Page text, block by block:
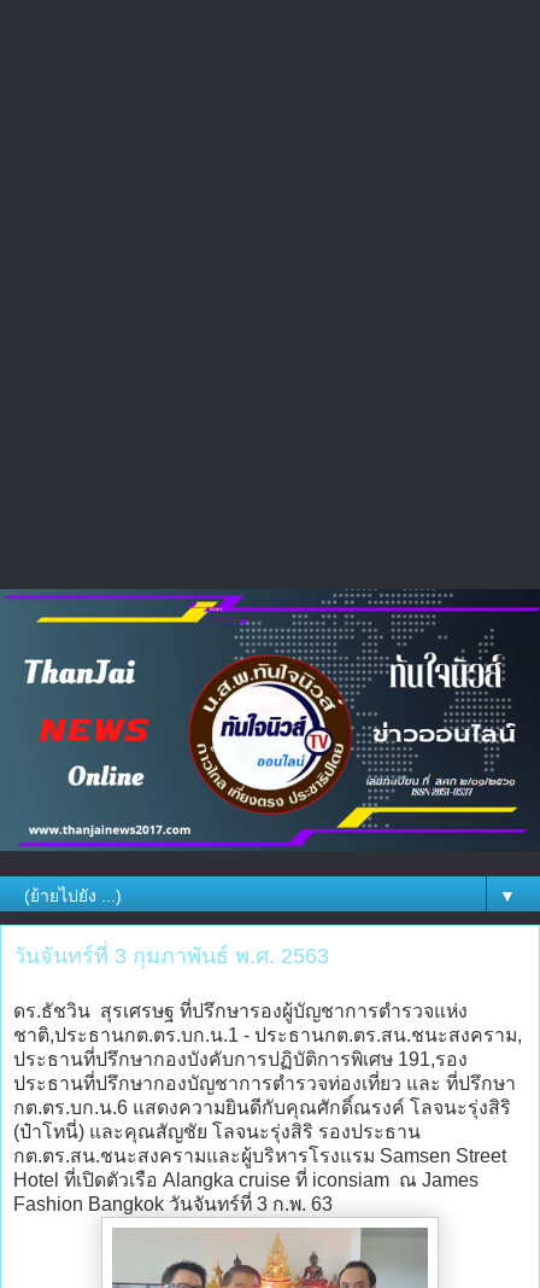
▼
วันจันทร์ที่ 3 กุมภาพันธ์ พ.ศ. 2563
ดร.ธัชวิน สุรเศรษฐ ที่ปรึกษารองผู้บัญชาการตำรวจแห่ง
ชาติ,ประธานกต.ตร.บก.น.1 - ประธานกต.ตร.สน.ชนะสงคราม,
ประธานที่ปรึกษากองบังคับการปฏิบัติการพิเศษ 191,รอง
ประธานที่ปรึกษากองบัญชาการตำรวจท่องเที่ยว และ ที่ปรึกษา
กต.ตร.บก.น.6 แสดงความยินดีกับคุณศักดิ์ณรงค์ โลจนะรุ่งสิริ
(ป๋าโทนี่) และคุณสัญชัย โลจนะรุ่งสิริ รองประธาน
กต.ตร.สน.ชนะสงครามและผู้บริหารโรงแรม Samsen Street
Hotel ที่เปิดตัวเรือ Alangka cruise ที่ iconsiam ณ James
Fashion Bangkok วันจันทร์ที่ 3 ก.พ. 63